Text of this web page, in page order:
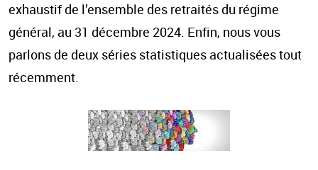
exhaustif de l’ensemble des retraités du régime
général, au 31 décembre 2024. Enfin, nous vous
parlons de deux séries statistiques actualisées tout
récemment.